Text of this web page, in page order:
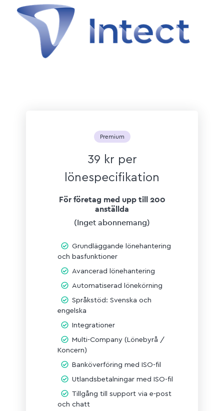
Premium
39 kr per
lönespecifikation
För företag med upp till 200
anställda
(Inget abonnemang)
Grundläggande lönehantering
och basfunktioner
Avancerad lönehantering
Automatiserad lönekörning
Språkstöd: Svenska och
engelska
Integrationer
Multi-Company (Lönebyrå /
Koncern)
Banköverföring med ISO-fil
Utlandsbetalningar med ISO-fil
Tillgång till support via e-post
och chatt